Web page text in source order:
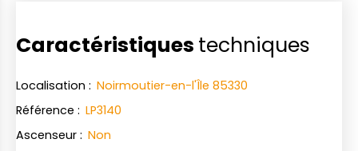
Caractéristiques techniques
Localisation : Noirmoutier-en-l'Île 85330
Référence : LP3140
Ascenseur : Non